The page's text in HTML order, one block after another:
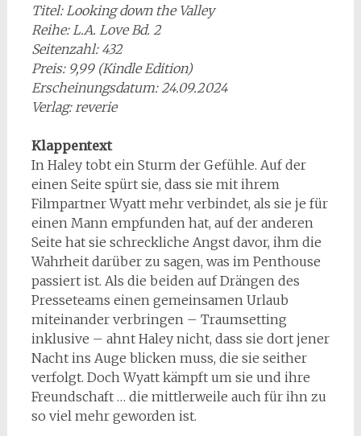
Titel: Looking down the Valley
Reihe: L.A. Love Bd. 2
Seitenzahl: 432
Preis: 9,99 (Kindle Edition)
Erscheinungsdatum: 24.09.2024
Verlag: reverie
Klappentext
In Haley tobt ein Sturm der Gefühle. Auf der
einen Seite spürt sie, dass sie mit ihrem
Filmpartner Wyatt mehr verbindet, als sie je für
einen Mann empfunden hat, auf der anderen
Seite hat sie schreckliche Angst davor, ihm die
Wahrheit darüber zu sagen, was im Penthouse
passiert ist. Als die beiden auf Drängen des
Presseteams einen gemeinsamen Urlaub
miteinander verbringen – Traumsetting
inklusive – ahnt Haley nicht, dass sie dort jener
Nacht ins Auge blicken muss, die sie seither
verfolgt. Doch Wyatt kämpft um sie und ihre
Freundschaft … die mittlerweile auch für ihn zu
so viel mehr geworden ist.